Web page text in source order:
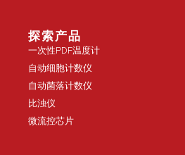
探索产品
一次性PDF温度计
自动细胞计数仪
自动菌落计数仪
比浊仪
微流控芯片